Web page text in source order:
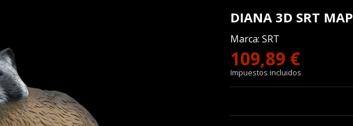
DIANA 3D SRT
Marca: SRT
109,89 €
Impuestos incluidos